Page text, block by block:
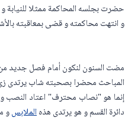
حضرت بجلسه المحاكمة ممثلا
و انتهت محاكمته و قضى بمعاقبته
مضت السنون لنكون أمام فصل جديد
المباحث محضرا بصحبته شاب يرتدى زى
إنما هو "نصاب محترف" اعتاد النصب
دائرة القسم و هو يرتدى هذهالملابسو